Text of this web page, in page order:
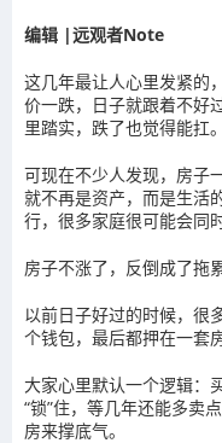
编辑 |远观者Note
这几年最让人心里发紧的
价一跌，日子就跟着不好
里踏实，跌了也觉得能扛。
可现在不少人发现，房子
就不再是资产，而是生活
行，很多家庭很可能会同
房子不涨了，反倒成了拖
以前日子好过的时候，很
个钱包，最后都押在一套房
大家心里默认一个逻辑：
“锁”住，等几年还能多卖
房来撑底气。